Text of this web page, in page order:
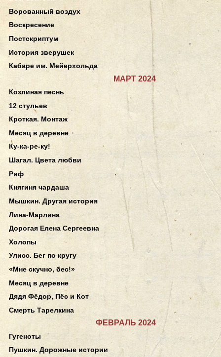
Ворованный воздух
Воскресение
Постскриптум
История зверушек
Кабаре им. Мейерхольда
МАРТ 2024
Козлиная песнь
12 стульев
Кроткая. Монтаж
Месяц в деревне
Ку-ка-ре-ку!
Шагал. Цвета любви
Риф
Княгиня чардаша
Мышкин. Другая история
Лина-Марлина
Дорогая Елена Сергеевна
Холопы
Улисс. Бег по кругу
«Мне скучно, бес!»
Месяц в деревне
Дядя Фёдор, Пёс и Кот
Смерть Тарелкина
ФЕВРАЛЬ 2024
Гугеноты
Пушкин. Дорожные истории